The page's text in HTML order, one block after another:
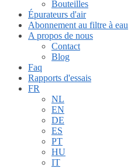
Bouteilles
Épurateurs d'air
Abonnement au filtre à eau
A propos de nous
Contact
Blog
Faq
Rapports d'essais
FR
NL
EN
DE
ES
PT
HU
IT